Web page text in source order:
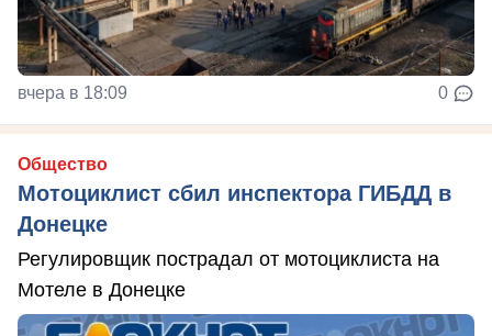
вчера в 18:09 0
Общество
Мотоциклист сбил инспектора ГИБДД в
Донецке
Регулировщик пострадал от мотоциклиста на
Мотеле в Донецке